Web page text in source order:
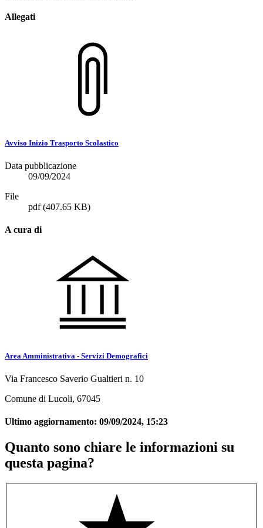
Allegati
Avviso Inizio Trasporto Scolastico
Data pubblicazione
09/09/2024
File
pdf(407.65 KB)
A cura di
Area Amministrativa - Servizi Demografici
Via Francesco Saverio Gualtieri n. 10
Comune di Lucoli, 67045
Ultimo aggiornamento: 09/09/2024, 15:23
Quanto sono chiare le informazioni su
questa pagina?